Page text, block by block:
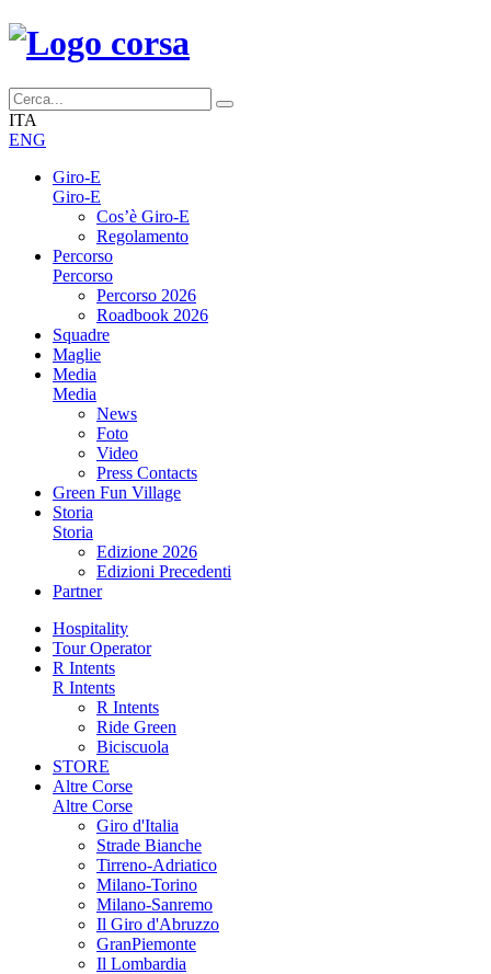
ITA
ENG
Giro-E
Giro-E
Cos’è Giro-E
Regolamento
Percorso
Percorso
Percorso 2026
Roadbook 2026
Squadre
Maglie
Media
Media
News
Foto
Video
Press Contacts
Green Fun Village
Storia
Storia
Edizione 2026
Edizioni Precedenti
Partner
Hospitality
Tour Operator
R Intents
R Intents
R Intents
Ride Green
Biciscuola
STORE
Altre Corse
Altre Corse
Giro d'Italia
Strade Bianche
Tirreno-Adriatico
Milano-Torino
Milano-Sanremo
Il Giro d'Abruzzo
GranPiemonte
Il Lombardia